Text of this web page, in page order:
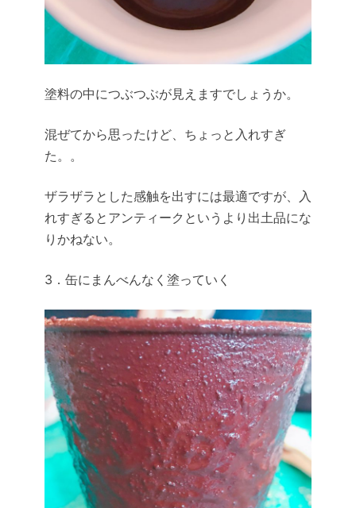
塗料の中につぶつぶが見えますでしょうか。
混ぜてから思ったけど、ちょっと入れすぎ
た。。
ザラザラとした感触を出すには最適ですが、入
れすぎるとアンティークというより出土品にな
りかねない。
3．缶にまんべんなく塗っていく